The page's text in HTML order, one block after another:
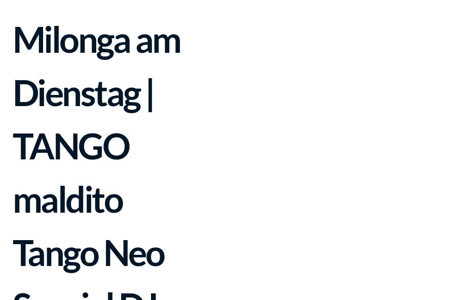
Milonga am
Dienstag |
TANGO
maldito
Tango Neo